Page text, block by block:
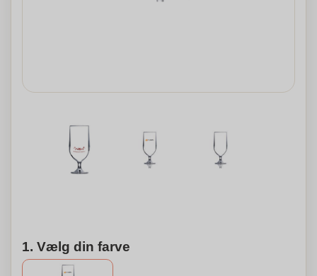
1. Vælg din farve